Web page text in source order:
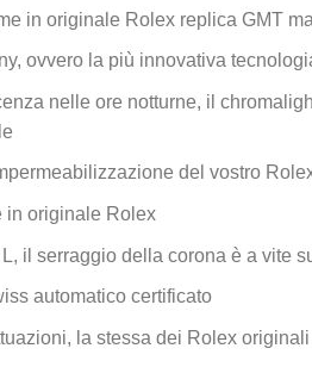
in originale Rolex replica GMT
ovvero la più innovativa
nelle ore notturne, il
del vostro
in originale Rolex
il serraggio della corona è a vite
automatico certificato
la stessa dei Rolex originali